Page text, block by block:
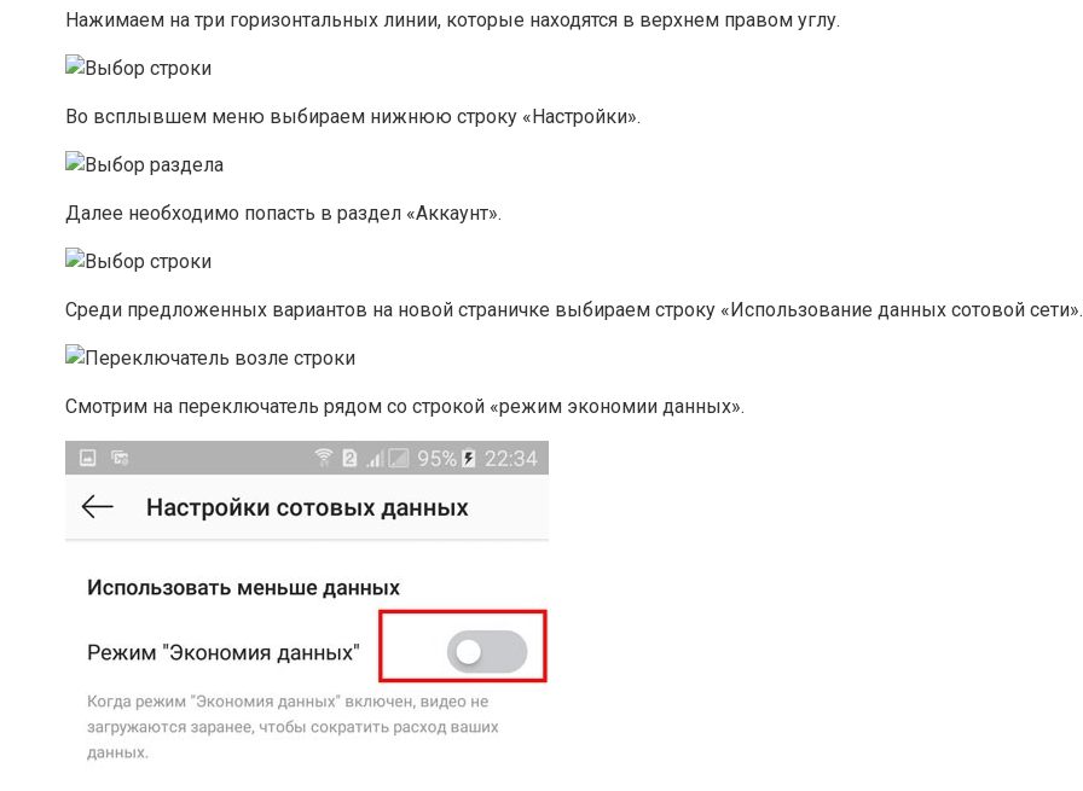
Нажимаем на три горизонтальных линии, которые находятся в верхнем правом углу.
Во всплывшем меню выбираем нижнюю строку «Настройки».
Далее необходимо попасть в раздел «Аккаунт».
Среди предложенных вариантов на новой страничке выбираем строку «Использование данных сотовой сети».
Смотрим на переключатель рядом со строкой «режим экономии данных».